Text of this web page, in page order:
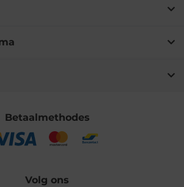
Betaalmethodes
Volg ons